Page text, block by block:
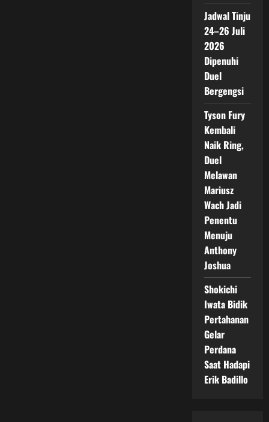
Jadwal Tinju
24–26 Juli
2026
Dipenuhi
Duel
Bergengsi
Tyson Fury
Kembali
Naik Ring,
Duel
Melawan
Mariusz
Wach Jadi
Penentu
Menuju
Anthony
Joshua
Shokichi
Iwata Bidik
Pertahanan
Gelar
Perdana
Saat Hadapi
Erik Badillo